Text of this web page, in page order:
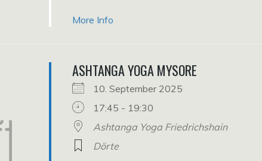
More Info
ASHTANGA YOGA MYSORE
10. September 2025
17:45 - 19:30
Ashtanga Yoga Friedrichshain
Dörte